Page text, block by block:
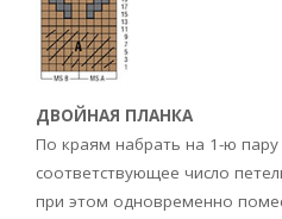
ДВОЙНАЯ ПЛАНКА
По краям набрать на 1-ю пару
соответствующее число
при этом одновременно